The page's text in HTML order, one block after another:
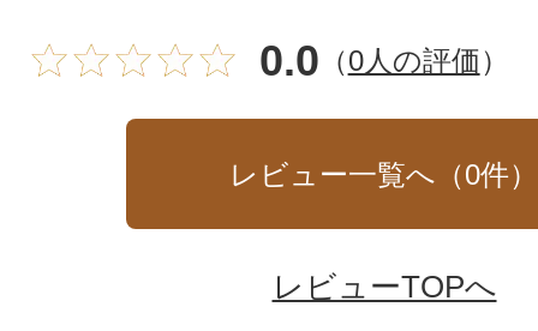
0.0 （0人の評価）
レビュー一覧へ（0件）
レビューTOPへ